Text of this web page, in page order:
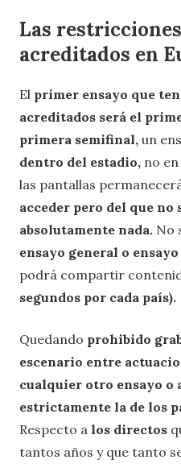
Las
acreditados en
El primer ensayo que
acreditados será el
primera semifinal, un
dentro del estadio, no
las pantallas
acceder pero del que no
absolutamente nada. No
ensayo general o
podrá compartir
segundos por cada país).
Quedando prohibido
escenario entre
cualquier otro ensayo o
estrictamente la de los
Respecto a los directos
tantos años y que tanto